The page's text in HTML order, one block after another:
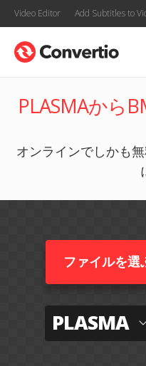
Video Editor Add Subtitles to
PLASMAから
オンラインでしかも
ファイルを選
PLASMA